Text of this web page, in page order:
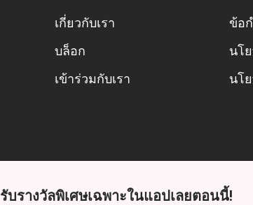
เกี่ยวกับเรา
บล็อก
เข้าร่วมกับเรา
ข้อ
นโ
นโ
รับรางวัลพิเศษเฉพาะในแอปเลยตอนนี้!